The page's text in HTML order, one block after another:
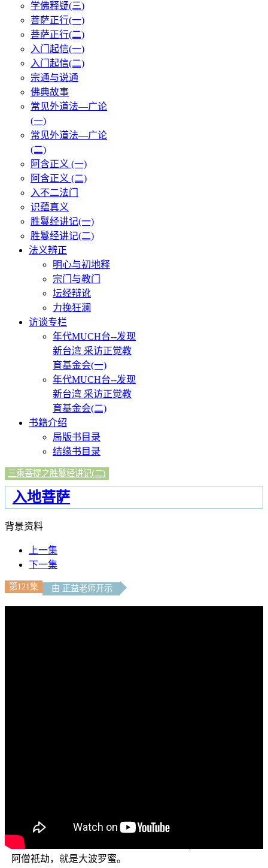
学佛释疑(三)
菩萨正行(一)
菩萨正行(二)
入门起信(一)
入门起信(二)
宗通与说通
佛典故事
常见外道法—广论
(一)
常见外道法—广论
(二)
阿含正义 (一)
阿含正义 (二)
入不二法门
识蕴真义
胜鬘经讲记(一)
胜鬘经讲记(二)
法义辨正
明心与初地释
宗门与教门
坛经辩讹
力挽狂澜
访谈专栏
年代MUCH台--发现
新台湾 采访正觉教
育基金会(一)
年代MUCH台--发现
新台湾 采访正觉教
育基金会(二)
书籍介绍
局版书目录
结缘书目录
三乘菩提之胜鬘经讲记(二)
入地菩萨
背景资料
上一集
下一集
第121集 由 正益老师开示
祇劫的修持，这个称为远波罗蜜；要等到进入圣位以后才
是近，就是靠近——越来越靠近大菩提果；最后是第三大
阿僧祇劫，就是大波罗蜜。